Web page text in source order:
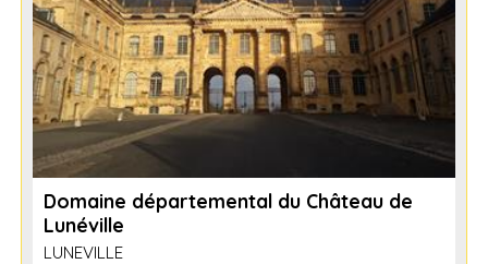
Domaine départemental du Château de
Lunéville
LUNEVILLE